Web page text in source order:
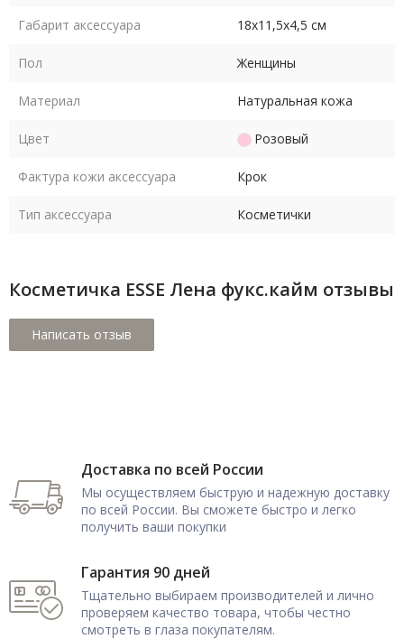
Габарит аксессуара 18х11,5х4,5 см
Пол Женщины
Материал Натуральная кожа
Цвет Розовый
Фактура кожи аксессуара Крок
Тип аксессуара Косметички
Косметичка ESSE Лена фукс.кайм отзывы
Доставка по всей России
Мы осуществляем быструю и надежную доставку
по всей России. Вы сможете быстро и легко
получить ваши покупки
Гарантия 90 дней
Тщательно выбираем производителей и лично
проверяем качество товара, чтобы честно
смотреть в глаза покупателям.